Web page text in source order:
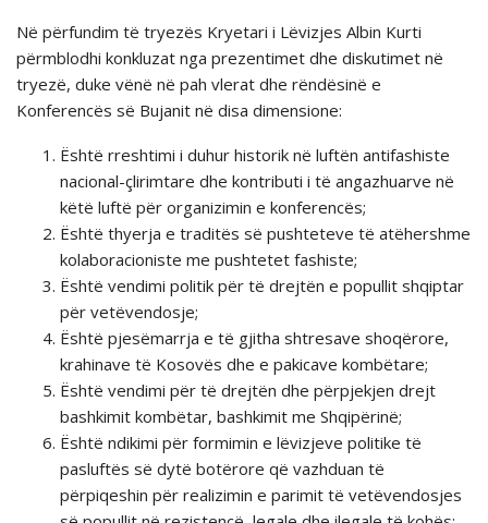
Në përfundim të tryezës Kryetari i Lëvizjes Albin Kurti
pёrmblodhi konkluzat nga prezentimet dhe diskutimet nё
tryezё, duke vёnё nё pah vlerat dhe rëndësinё e
Konferencës së Bujanit nё disa dimensione:
Është rreshtimi i duhur historik në luftën antifashiste
nacional-çlirimtare dhe kontributi i të angazhuarve në
këtë luftë për organizimin e konferencës;
Është thyerja e traditës së pushteteve të atëhershme
kolaboracioniste me pushtetet fashiste;
Është vendimi politik për të drejtën e popullit shqiptar
për vetëvendosje;
Është pjesëmarrja e të gjitha shtresave shoqërore,
krahinave të Kosovës dhe e pakicave kombëtare;
Është vendimi për të drejtën dhe përpjekjen drejt
bashkimit kombëtar, bashkimit me Shqipërinë;
Është ndikimi për formimin e lëvizjeve politike të
pasluftës së dytë botërore që vazhduan të
përpiqeshin për realizimin e parimit të vetëvendosjes